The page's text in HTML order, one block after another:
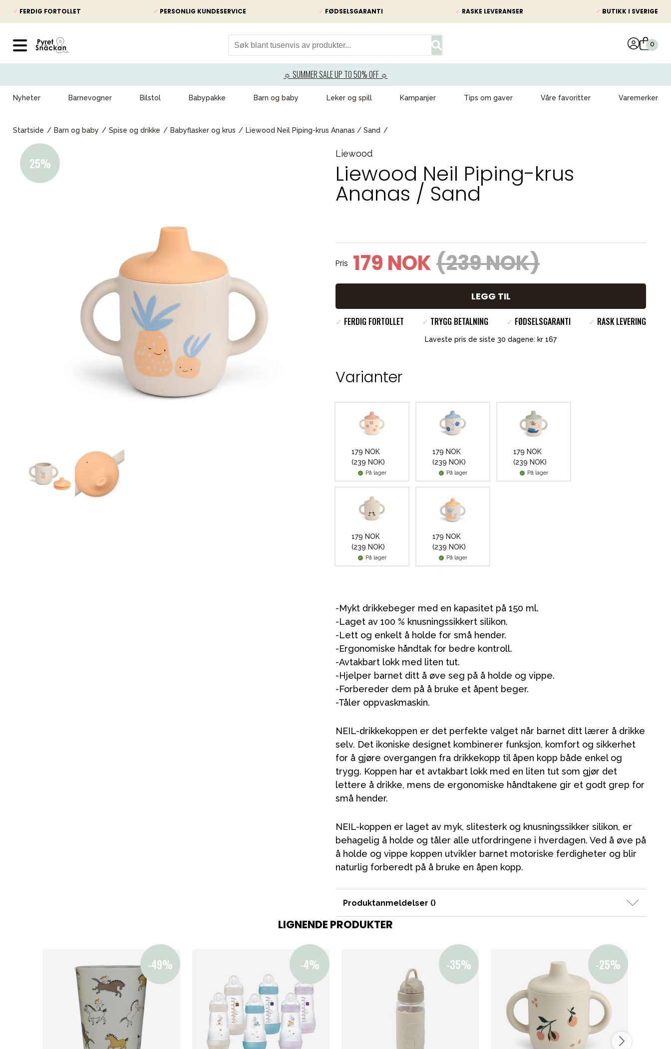
✓ FERDIG FORTOLLET ✓ PERSONLIG KUNDESERVICE ✓ FØDSELSGARANTI ✓ RASKE LEVERANSER ✓ BUTIKK I SVERIGE
☼ SUMMER SALE UP TO 50% OFF ☼
Nyheter Barnevogner Bilstol Babypakke Barn og baby Leker og spill Kampanjer Tips om gaver Våre favoritter Varemerker
Startside Barn og baby Spise og drikke Babyflasker og krus Liewood Neil Piping-krus Ananas / Sand
Liewood
Liewood Neil Piping-krus
Ananas / Sand
Pris 179 NOK(239 NOK)
LEGG TIL
✓ FERDIG FORTOLLET ✓ TRYGG BETALNING ✓ FØDSELSGARANTI ✓ RASK LEVERING
Laveste pris de siste 30 dagene: kr 167
Varianter
179 NOK
(239 NOK)
På lager
179 NOK
(239 NOK)
På lager
179 NOK
(239 NOK)
På lager
179 NOK
(239 NOK)
På lager
179 NOK
(239 NOK)
På lager
-Mykt drikkebeger med en kapasitet på 150 ml.
-Laget av 100 % knusningssikkert silikon.
-Lett og enkelt å holde for små hender.
-Ergonomiske håndtak for bedre kontroll.
-Avtakbart lokk med liten tut.
-Hjelper barnet ditt å øve seg på å holde og vippe.
-Forbereder dem på å bruke et åpent beger.
-Tåler oppvaskmaskin.
NEIL-drikkekoppen er det perfekte valget når barnet ditt lærer å drikke
selv. Det ikoniske designet kombinerer funksjon, komfort og sikkerhet
for å gjøre overgangen fra drikkekopp til åpen kopp både enkel og
trygg. Koppen har et avtakbart lokk med en liten tut som gjør det
lettere å drikke, mens de ergonomiske håndtakene gir et godt grep for
små hender.
NEIL-koppen er laget av myk, slitesterk og knusningssikker silikon, er
behagelig å holde og tåler alle utfordringene i hverdagen. Ved å øve på
å holde og vippe koppen utvikler barnet motoriske ferdigheter og blir
naturlig forberedt på å bruke en åpen kopp.
Produktanmeldelser ()
LIGNENDE PRODUKTER
VÅRT SORTIMENT
Leker og spill
Mamma & Pappa
Tilbehør
Reservedeler
Kampanjer
Varemerker
Sol og bading Outlet Veiledning Kontakt oss på